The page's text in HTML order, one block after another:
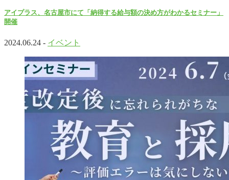
アイプラス、名古屋市にて「納得する給与額の決め方がわかるセミナー」
開催
2024.06.24 - イベント